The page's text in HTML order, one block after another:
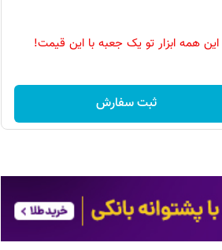
این همه ابزار تو یک جعبه با این قیمت!
ثبت سفارش